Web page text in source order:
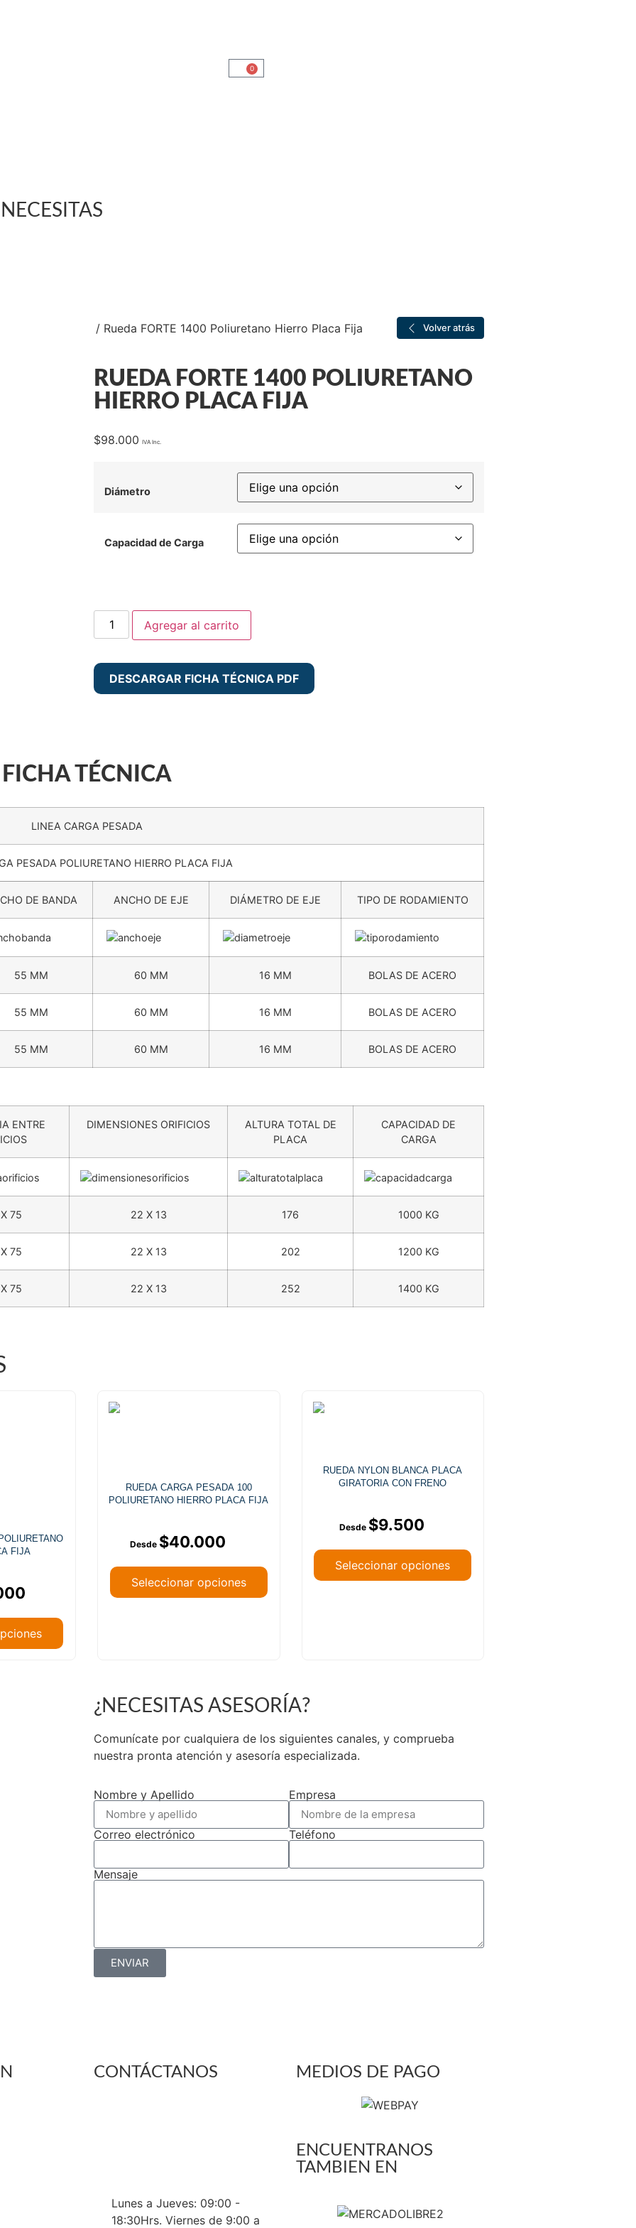
0
/ Rueda FORTE 1400 Poliuretano Hierro Placa Fija Volver atrás
RUEDA FORTE 1400 POLIURETANO
HIERRO PLACA FIJA
$98.000
Diámetro
Capacidad de Carga
Agregar al carrito
DESCARGAR FICHA TÉCNICA PDF
FICHA TÉCNICA
LINEA CARGA PESADA
PESADA POLIURETANO HIERRO PLACA FIJA
DE BANDA ANCHO DE EJE DIÁMETRO DE EJE TIPO DE RODAMIENTO
55 MM 60 MM 16 MM BOLAS DE ACERO
55 MM 60 MM 16 MM BOLAS DE ACERO
55 MM 60 MM 16 MM BOLAS DE ACERO
ENTRE
DIMENSIONES ORIFICIOS
ALTURA TOTAL DE
PLACA
CAPACIDAD DE
CARGA
75 22 X 13 176 1000 KG
75 22 X 13 202 1200 KG
75 22 X 13 252 1400 KG
FIJA
RUEDA CARGA PESADA 100
POLIURETANO HIERRO PLACA FIJA
$40.000
Seleccionar opciones
RUEDA NYLON BLANCA PLACA
GIRATORIA CON FRENO
$9.500
Seleccionar opciones
¿NECESITAS ASESORÍA?
Comunícate por cualquiera de los siguientes canales, y comprueba
nuestra pronta atención y asesoría especializada.
Nombre y Apellido Empresa
Correo electrónico Teléfono
Mensaje
ENVIAR
CONTÁCTANOS
Lunes a Jueves: 09:00 -
18:30Hrs. Viernes de 9:00 a
MEDIOS DE PAGO
ENCUENTRANOS
TAMBIEN EN